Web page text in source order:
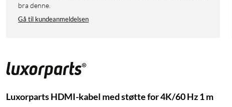
bra denne.
Gå til kundeanmeldelsen
Luxorparts HDMI-kabel med støtte for 4K/60 Hz 1 m